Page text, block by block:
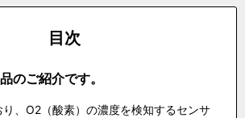
目次
のご紹介です。
り、O2（酸素）の濃度を検知するセンサ